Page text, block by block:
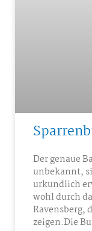
Der genaue
unbekannt,
urkundlich
wohl durch
Ravensberg,
zeigen.Die